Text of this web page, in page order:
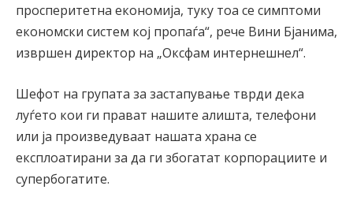
просперитетна економија, туку тоа се симптоми
економски систем кој пропаѓа“, рече Вини Бјанима,
извршен директор на „Оксфам интернешнел“.
Шефот на групата за застапување тврди дека
луѓето кои ги прават нашите алишта, телефони
или ја произведуваат нашата храна се
експлоатирани за да ги збогатат корпорациите и
супербогатите.